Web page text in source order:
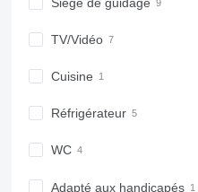
TV/Vidéo
Cuisine
Réfrigérateur
WC
Adapté aux handicapés